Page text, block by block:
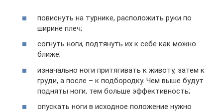
повиснуть на турнике, расположить руки по
ширине плеч;
согнуть ноги, подтянуть их к себе как можно
ближе;
изначально ноги притягивать к животу, затем к
груди, а после – к подбородку. Чем выше будут
подняты ноги, тем больше эффективность;
опускать ноги в исходное положение нужно